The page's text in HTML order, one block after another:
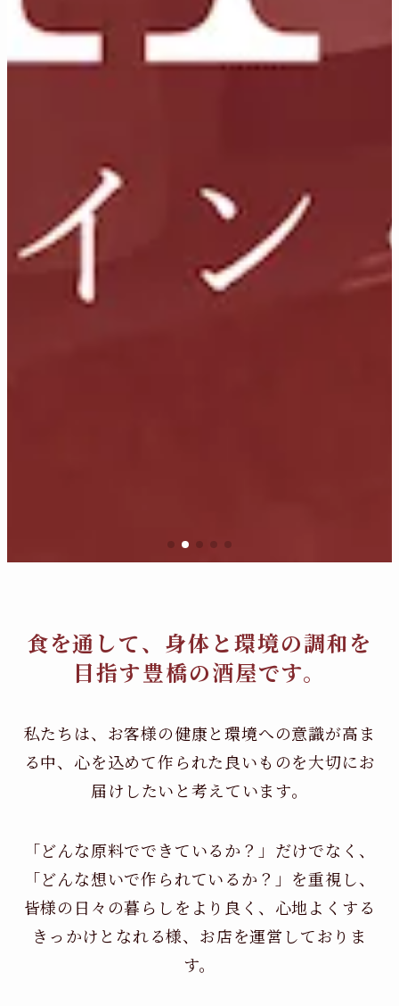
食を通して、身体と環境の調和を
目指す豊橋の酒屋です。
私たちは、お客様の健康と環境への意識が高ま
る中、 心を込めて作られた良いものを大切にお
届けしたいと考えています。
「どんな原料でできているか？」だけでなく、
「どんな想いで作られているか？」を重視し、
皆様の日々の暮らしをより良く、心地よくする
きっかけとなれる様、お店を運営しておりま
す。